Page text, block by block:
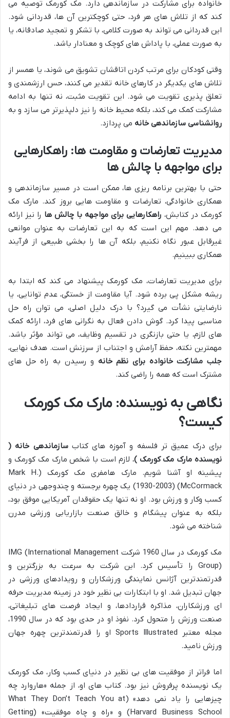
خانواده برای مشارکت در سازماندهی دارد. مک کورمک توصیه می
کند که از تلاش های هر فرد، حتی کوچکترین آن ها، قدردانی شود.
این قدردانی می تواند به صورت کلامی، با تشکر و تمجید صادقانه، یا
به صورت عملی، با پاداش های کوچک و معنادار باشد.
وقتی کودکان برای مرتب کردن اتاقشان تشویق می شوند، یا همسر از
تلاش های یکدیگر در کارهای خانه تقدیر می کنند، حس ارزشمندی و
تعلق پذیری تقویت می شود. این تقویت مثبت، نه تنها به ادامه
مشارکت کمک می کند، بلکه محیط خانه را نیز دلپذیرتر می سازد و به
روانشناسی سازماندهی خانه می پردازد.
مدیریت تعارضات و مقاومت ها: راهکارهایی
برای مواجهه با چالش ها
حتی با بهترین برنامه ریزی ها، ممکن است در مسیر سازماندهی و
همکاری خانوادگی، تعارضات و مقاومت هایی بروز کند. مارک مک
کورمک در کتابش، راهکارهایی برای مواجهه با چالش ها را نیز ارائه
می دهد. مهم این است که به این تعارضات به عنوان موانعی
غیرقابل عبور نگاه نکنیم، بلکه آن ها را بخشی طبیعی از فرآیند
همکاری ببینیم.
برای مدیریت تعارضات، مک کورمک پیشنهاد می کند که ابتدا به
ریشه مشکل پی برده شود. آیا مقاومت از خستگی، عدم توانایی، یا
نارضایتی نشأت می گیرد؟ با درک دلیل اصلی، می توان راه حل
مناسبی پیدا کرد. گوش دادن فعال به نگرانی های فرد، ارائه کمک
های لازم، یا حتی بازنگری در تقسیم وظایف، می تواند مؤثر باشد.
مهمترین نکته، حفظ آرامش و اجتناب از سرزنش است. هدف نهایی،
جلب مشارکت خانواده برای نظم خانه و رسیدن به راه حل های
مشترک است که همه را راضی کند.
نگاهی به نویسنده: مارک مک کورمک
کیست؟
برای درک عمیق تر فلسفه و آموزه های کتابسازماندهی خانه (
نویسنده مارک مک کورمک )، لازم است با شخص مارک مک کورمک و
پیشینه او آشنا شویم. مارک هامفری مک کورمک (Mark H.
McCormack) (1930-2003) یک چهره برجسته و چندوجهی در دنیای
کسب وکار و ورزش بود. او نه تنها یک حقوقدان آمریکایی موفق بود،
بلکه به عنوان پیشگام و خالق صنعت بازاریابی ورزشی مدرن
شناخته می شود.
مک کورمک در سال 1960 شرکت IMG (International Management
Group) را تأسیس کرد. این شرکت به سرعت به بزرگترین و
قدرتمندترین آژانس نمایندگی ورزشکاران و رویدادهای ورزشی در
جهان تبدیل شد. او با ابتکارات بی نظیر خود در زمینه مدیریت حرفه
ای ورزشکاران، مذاکره قراردادها، و ایجاد فرصت های تبلیغاتی،
صنعت ورزش را متحول کرد. نفوذ او در حدی بود که در سال 1990،
مجله معتبر Sports Illustrated او را قدرتمندترین چهره جهان
ورزش نامید.
اما فراتر از موفقیت های بی نظیر در دنیای کسب وکار، مک کورمک
یک نویسنده پرفروش نیز بود. کتاب های او، از جمله «هاروارد چه
چیزهایی را یاد نمی دهد» (What They Don’t Teach You at
Harvard Business School) و «راه و چاه موفقیت» (Getting